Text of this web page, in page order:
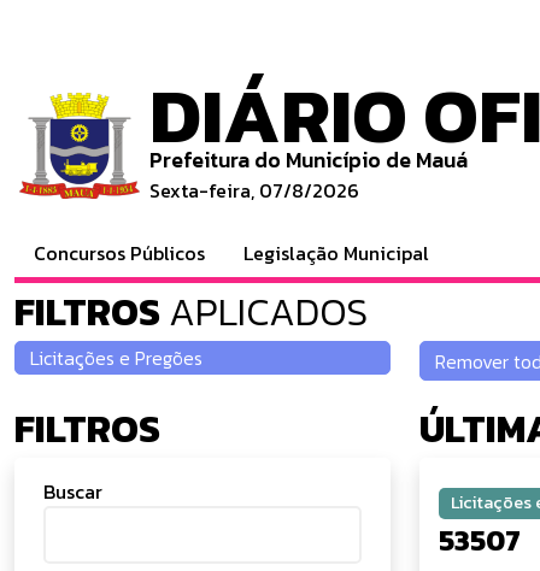
DIÁRIO
Prefeitura do Município de Mauá
Sexta-feira, 07/8/2026
Concursos Públicos Legislação Municipal
FILTROSAPLICADOS
FILTROS
Buscar Licitações
53507